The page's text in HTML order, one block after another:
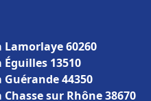
60260
13510
44350
sur Rhône 38670